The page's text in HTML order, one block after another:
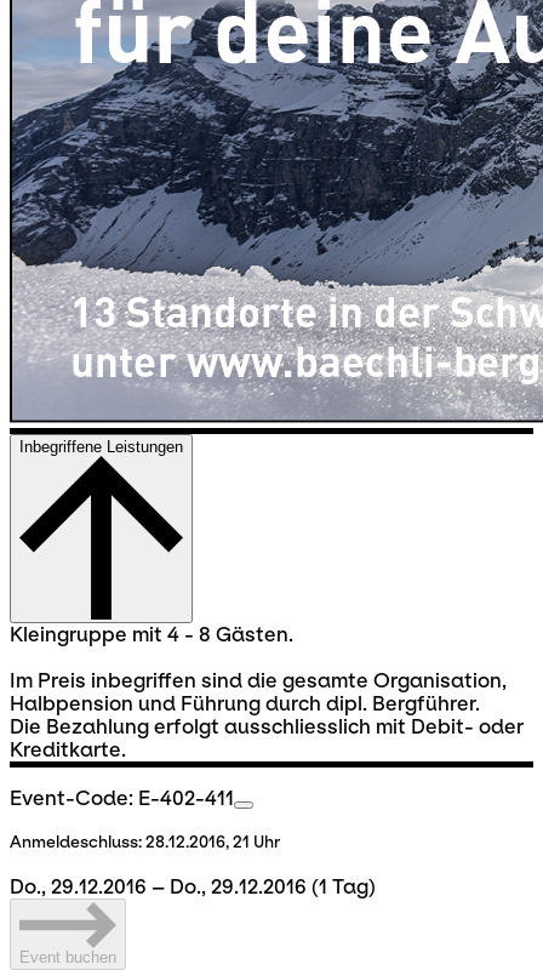
Inbegriffene Leistungen
Kleingruppe mit 4 - 8 Gästen.
Im Preis inbegriffen sind die gesamte Organisation,
Halbpension und Führung durch dipl. Bergführer.
Die Bezahlung erfolgt ausschliesslich mit Debit- oder
Kreditkarte.
Event-Code: E-402-411
Anmeldeschluss:28.12.2016, 21 Uhr
Do., 29.12.2016 – Do., 29.12.2016 (1 Tag)
Event buchen